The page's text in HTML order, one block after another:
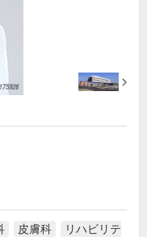
皮膚科
リハビリテ